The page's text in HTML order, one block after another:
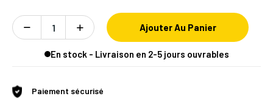
Ajouter Au Panier
En stock - Livraison en 2-5 jours ouvrables
Paiement sécurisé